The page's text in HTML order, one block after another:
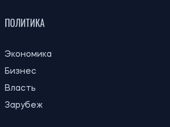
ПОЛИТИКА
Экономика
Бизнес
Власть
Зарубеж